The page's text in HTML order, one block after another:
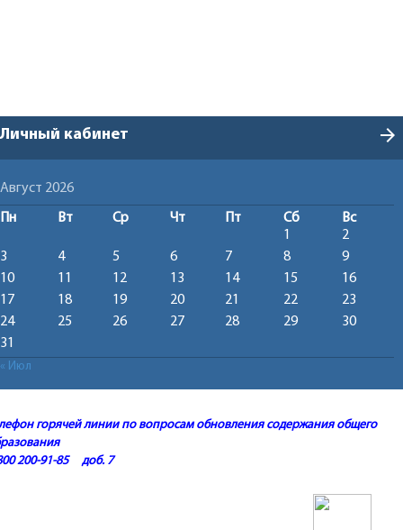
Личный кабинет arrow_forward
Август 2026
Пн Вт Ср Чт Пт Сб
Вс
1
2
3
4 5 6 7 8
9
10
11 12 13 14 15
16
17
18 19 20 21 22
23
24
25 26 27 28 29
30
31
« Июл
горячей линии по вопросам обновления содержания общего
200-91-85 доб. 7